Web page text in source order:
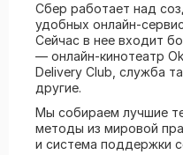
Сбер работает над
удобных онлайн-
Сейчас в нее входит
— онлайн-кинотеатр
Delivery Club, служба
другие.
Мы собираем лучшие
методы из мировой
и система поддержки